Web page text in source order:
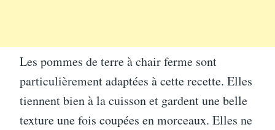
Les pommes de terre à chair ferme sont
particulièrement adaptées à cette recette. Elles
tiennent bien à la cuisson et gardent une belle
texture une fois coupées en morceaux. Elles ne